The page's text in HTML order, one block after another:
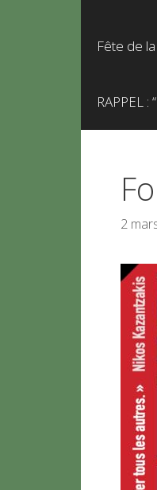
Fête de
RAPPEL
2